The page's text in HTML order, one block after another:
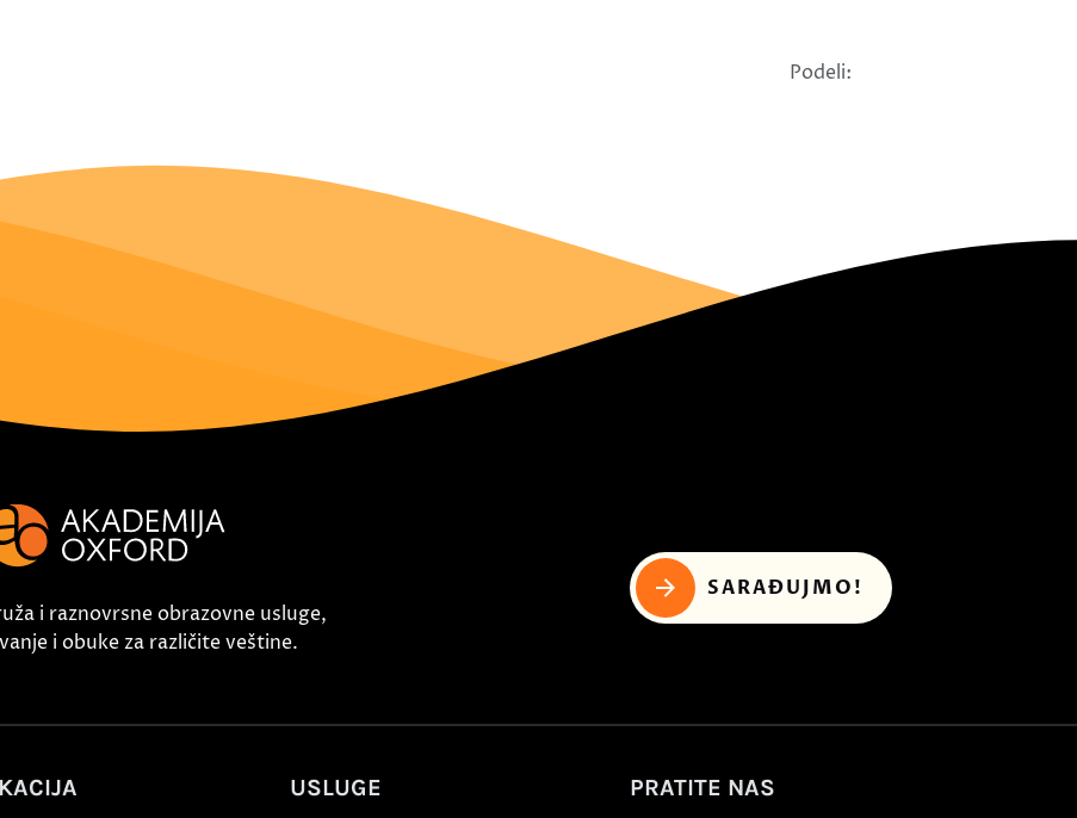
Podeli:
i raznovrsne obrazovne usluge,
i obuke za različite veštine.
SARAĐUJMO!
USLUGE PRATITE NAS